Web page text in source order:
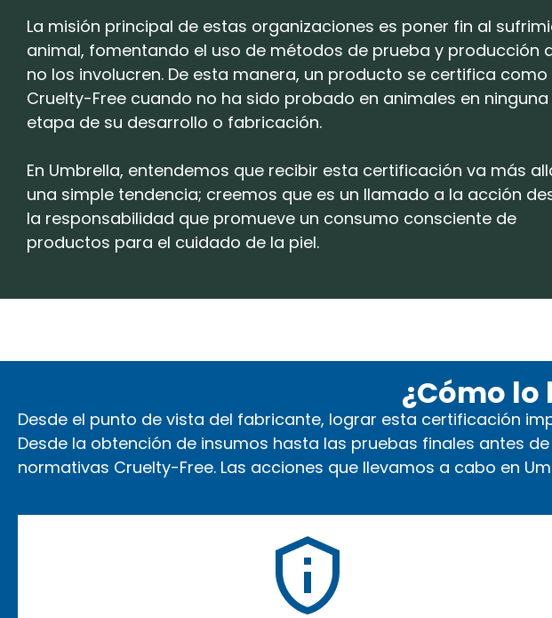
La misión principal de estas organizaciones es poner fin al
animal, fomentando el uso de métodos de prueba y producción
no los involucren. De esta manera, un producto se certifica como
Cruelty-Free cuando no ha sido probado en animales en ninguna
etapa de su desarrollo o fabricación.
En Umbrella, entendemos que recibir esta certificación va más
una simple tendencia; creemos que es un llamado a la acción
la responsabilidad que promueve un consumo consciente de
productos para el cuidado de la piel.
¿Cómo
Desde el punto de vista del fabricante, lograr esta certificación
Desde la obtención de insumos hasta las pruebas finales antes
normativas Cruelty-Free. Las acciones que llevamos a cabo en